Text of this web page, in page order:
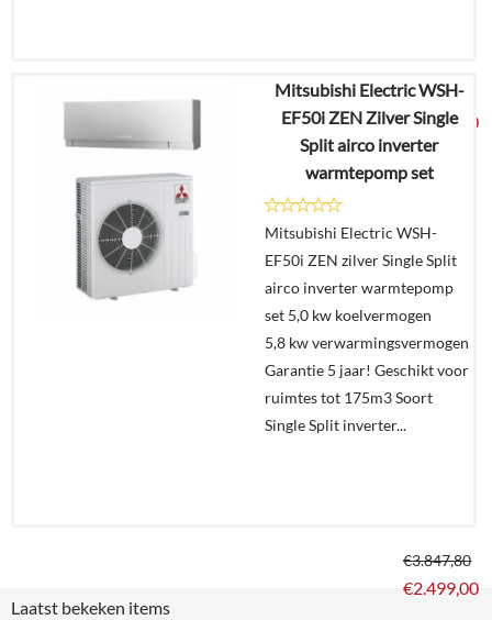
€2.813,25
€1.825,00
Details
In
winkelmand
Mitsubishi Electric WSH-
EF50i ZEN Zilver Single
Split airco inverter
warmtepomp set
Mitsubishi Electric WSH-
EF50i ZEN zilver Single Split
airco inverter warmtepomp
set 5,0 kw koelvermogen
5,8 kw verwarmingsvermogen
Garantie 5 jaar! Geschikt voor
ruimtes tot 175m3 Soort
Single Split inverter...
€3.847,80
€2.499,00
Laatst bekeken items